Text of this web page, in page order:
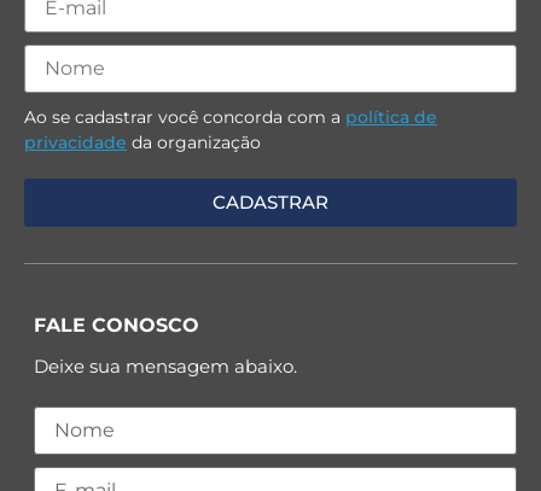
Ao se cadastrar você concorda com a política de
privacidade da organização
FALE CONOSCO
Deixe sua mensagem abaixo.